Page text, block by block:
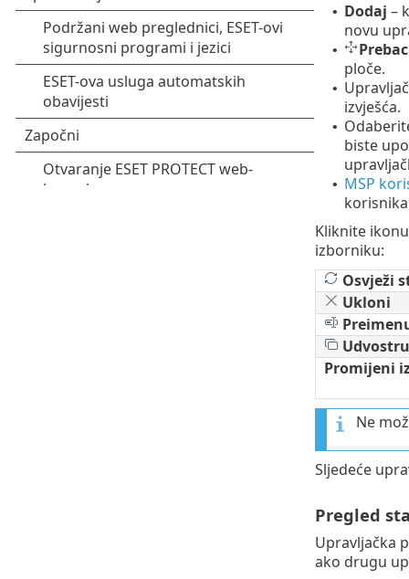
• Dodaj –
novu
•
ploče.
•
izvješća.
•
biste
• MSP
Kliknite
izborniku:
Osvježi
Ukloni
Promijeni
Ne
Sljedeće
Pregled
Upravljačka
ako drugu